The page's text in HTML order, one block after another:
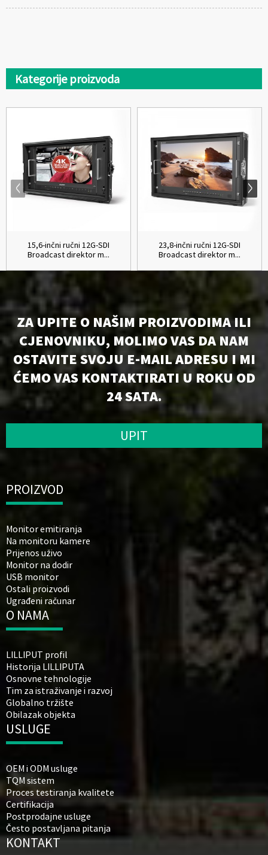
Kategorije proizvoda
15,6-inčni ručni 12G-SDI
Broadcast direktor m...
23,8-inčni ručni 12G-SDI
Broadcast direktor m...
ZA UPITE O NAŠIM PROIZVODIMA ILI
CJENOVNIKU, MOLIMO VAS DA NAM
OSTAVITE SVOJU E-MAIL ADRESU I MI
ĆEMO VAS KONTAKTIRATI U ROKU OD
24 SATA.
UPIT
PROIZVOD
Monitor emitiranja
Na monitoru kamere
Prijenos uživo
Monitor na dodir
USB monitor
Ostali proizvodi
Ugrađeni računar
O NAMA
LILLIPUT profil
Historija LILLIPUTA
Osnovne tehnologije
Tim za istraživanje i razvoj
Globalno tržište
Obilazak objekta
USLUGE
OEM i ODM usluge
TQM sistem
Proces testiranja kvalitete
Certifikacija
Postprodajne usluge
Često postavljana pitanja
KONTAKT